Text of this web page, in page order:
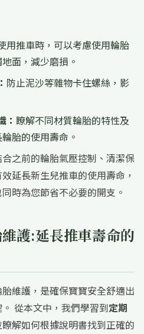
用推車時，可以考慮使用輪胎
面，減少磨損。
防止泥沙等雜物卡住螺絲，影
： 瞭解不同材質輪胎的特性及
胎的使用壽命。
之前的輪胎氣壓控制、清潔保
延長新生兒推車的使用壽命，
時為您節省不必要的開支。
護:延長推車壽命的
維護，是確保寶寶安全舒適出
從本文中，我們學習到定期
解如何根據說明書找到正確的